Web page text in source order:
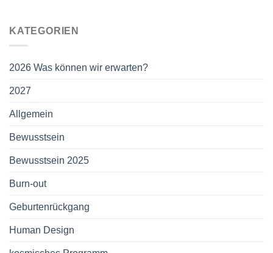
KATEGORIEN
2026 Was können wir erwarten?
2027
Allgemein
Bewusstsein
Bewusstsein 2025
Burn-out
Geburtenrückgang
Human Design